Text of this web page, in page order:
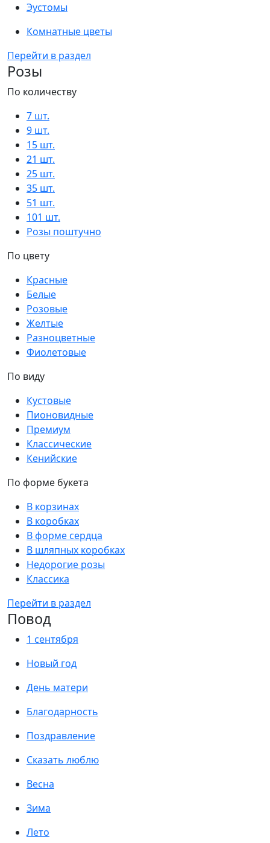
Эустомы
Комнатные цветы
Перейти в раздел
Розы
По количеству
7 шт.
9 шт.
15 шт.
21 шт.
25 шт.
35 шт.
51 шт.
101 шт.
Розы поштучно
По цвету
Красные
Белые
Розовые
Желтые
Разноцветные
Фиолетовые
По виду
Кустовые
Пионовидные
Премиум
Классические
Кенийские
По форме букета
В корзинах
В коробках
В форме сердца
В шляпных коробках
Недорогие розы
Классика
Перейти в раздел
Повод
1 сентября
Новый год
День матери
Благодарность
Поздравление
Сказать люблю
Весна
Зима
Лето